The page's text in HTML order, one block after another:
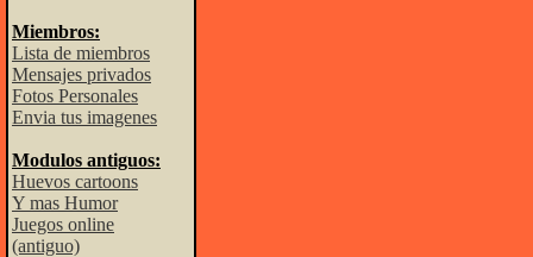
Miembros:
Lista de miembros
Mensajes privados
Fotos Personales
Envia tus imagenes
Modulos antiguos:
Huevos cartoons
Y mas Humor
Juegos online
(antiguo)